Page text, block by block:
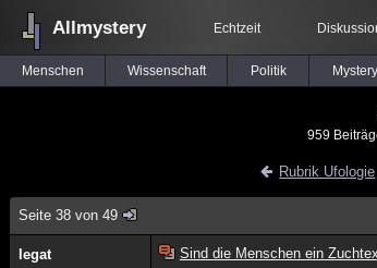
Allmystery Echtzeit
Menschen Wissenschaft Politik Mystery
959
Rubrik Ufologie
Seite 38 von 49
legat Sind die Menschen ein